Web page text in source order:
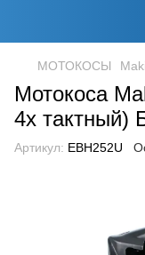
МОТОКОСЫ
Мотокоса
4х тактный)
Артикул: EBH252U